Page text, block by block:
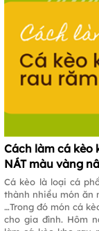
Cách làm cá kèo
NÁT màu vàng
Cá kèo là loại cá
thành nhiều món ăn
…Trong đó món cá
cho gia đình. Hôm